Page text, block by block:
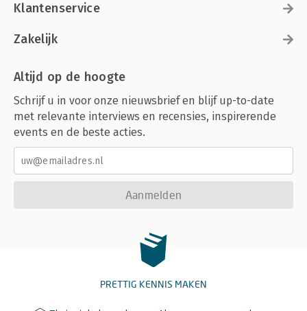
Klantenservice
Zakelijk
Altijd op de hoogte
Schrijf u in voor onze nieuwsbrief en blijf up-to-date
met relevante interviews en recensies, inspirerende
events en de beste acties.
Aanmelden
PRETTIG KENNIS MAKEN